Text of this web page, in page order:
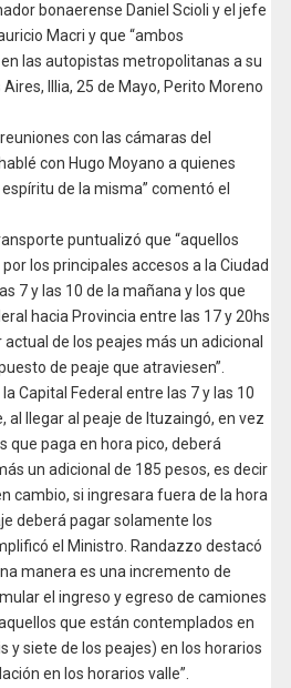
bonaerense Daniel Scioli y el jefe
Macri y que “ambos
las autopistas metropolitanas a su
Illia, 25 de Mayo, Perito Moreno
con las cámaras del
con Hugo Moyano a quienes
de la misma” comentó el
puntualizó que “aquellos
los principales accesos a la Ciudad
7 y las 10 de la mañana y los que
hacia Provincia entre las 17 y 20hs
de los peajes más un adicional
de peaje que atraviesen”.
Capital Federal entre las 7 y las 10
al llegar al peaje de Ituzaingó, en vez
que paga en hora pico, deberá
un adicional de 185 pesos, es decir
cambio, si ingresara fuera de la hora
deberá pagar solamente los
el Ministro. Randazzo destacó
manera es una incremento de
el ingreso y egreso de camiones
que están contemplados en
y siete de los peajes) en los horarios
en los horarios valle”.